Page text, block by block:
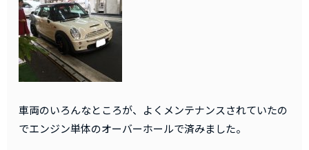
車両のいろんなところが、よくメンテナンスされていたの
でエンジン単体のオーバーホールで済みました。